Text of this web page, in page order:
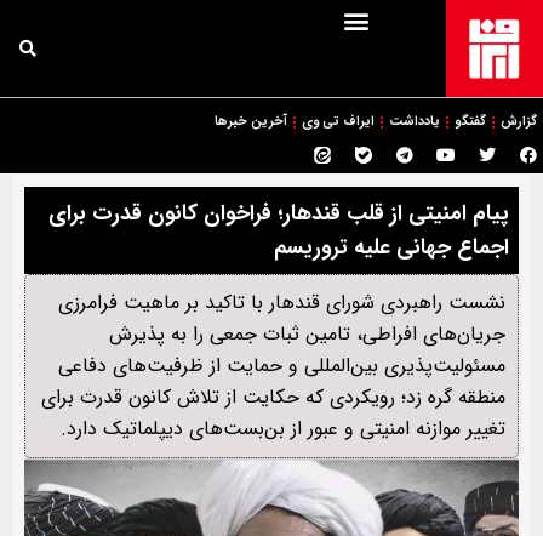
گزارش گفتگو یادداشت ایراف تی وی آخرین خبرها
پیام امنیتی از قلب قندهار؛ فراخوان کانون قدرت برای
اجماع جهانی علیه تروریسم
نشست راهبردی شورای قندهار با تاکید بر ماهیت فرامرزی
جریان‌های افراطی، تامین ثبات جمعی را به پذیرش
مسئولیت‌پذیری بین‌المللی و حمایت از ظرفیت‌های دفاعی
منطقه گره زد؛ رویکردی که حکایت از تلاش کانون قدرت برای
تغییر موازنه امنیتی و عبور از بن‌بست‌های دیپلماتیک دارد.